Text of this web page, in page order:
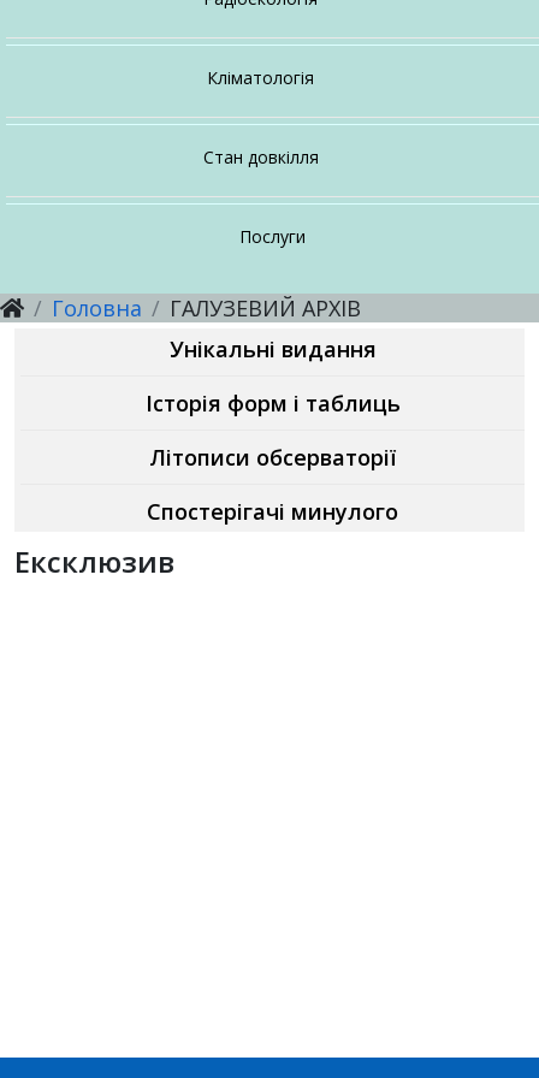
Для громадян
Послуги
Відкриті дані ЦГО
Послуги
Настанови, методичні рекомендації
Послуги
Про напрямок
Про відділ
Настанови, методичні рекомендації
Послуги
Кліматологія
Про напрямок
Настанови, методичні рекомендації
Послуги
Стан довкілля
Про напрямок
Настанови, методичні рекомендації
Послуги
Послуги
Головна
ГАЛУЗЕВИЙ АРХІВ
Унікальні видання
Історія форм і таблиць
Літописи обсерваторії
Спостерігачі минулого
Ексклюзив